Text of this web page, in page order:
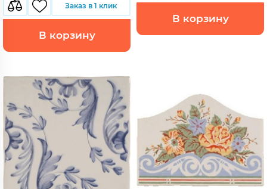
Заказ в 1 клик
В корзину
В корзину